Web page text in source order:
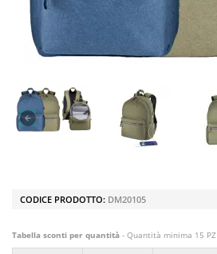
CODICE PRODOTTO: DM20105
Tabella sconti per quantità - Quantità minima 15 PZ